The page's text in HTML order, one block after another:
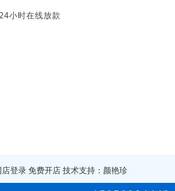
小时在线放款
店登录 免费开店技术支持：颜艳珍